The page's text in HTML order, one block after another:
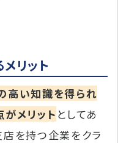
リット
高い知識を得られ
メリット としてあ
を持つ企業をクラ